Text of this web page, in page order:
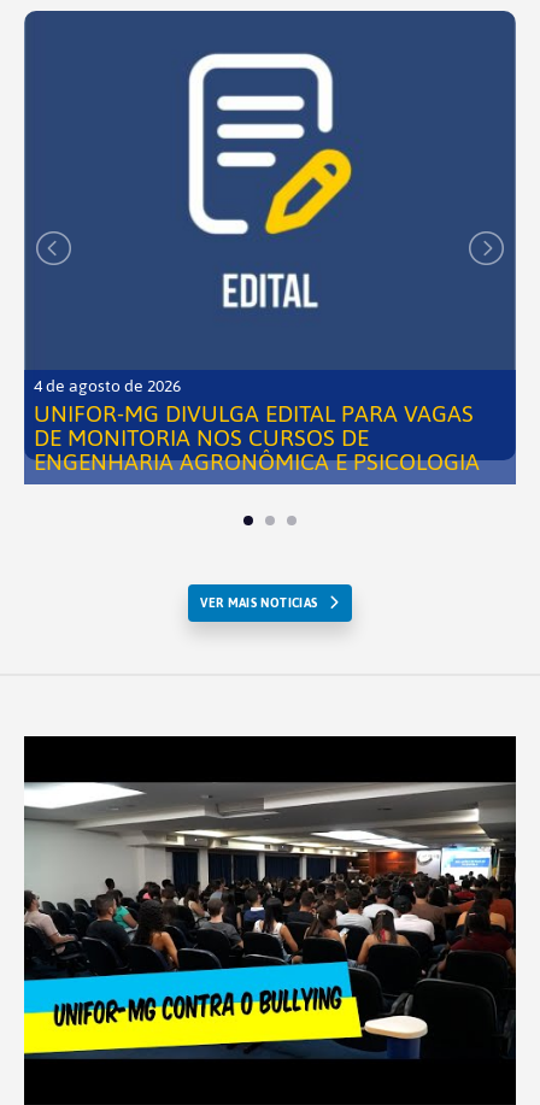
4 de agosto de 2026
UNIFOR-MG DIVULGA EDITAL PARA VAGAS
DE MONITORIA NOS CURSOS DE
ENGENHARIA AGRONÔMICA E PSICOLOGIA
VER MAIS NOTICIAS